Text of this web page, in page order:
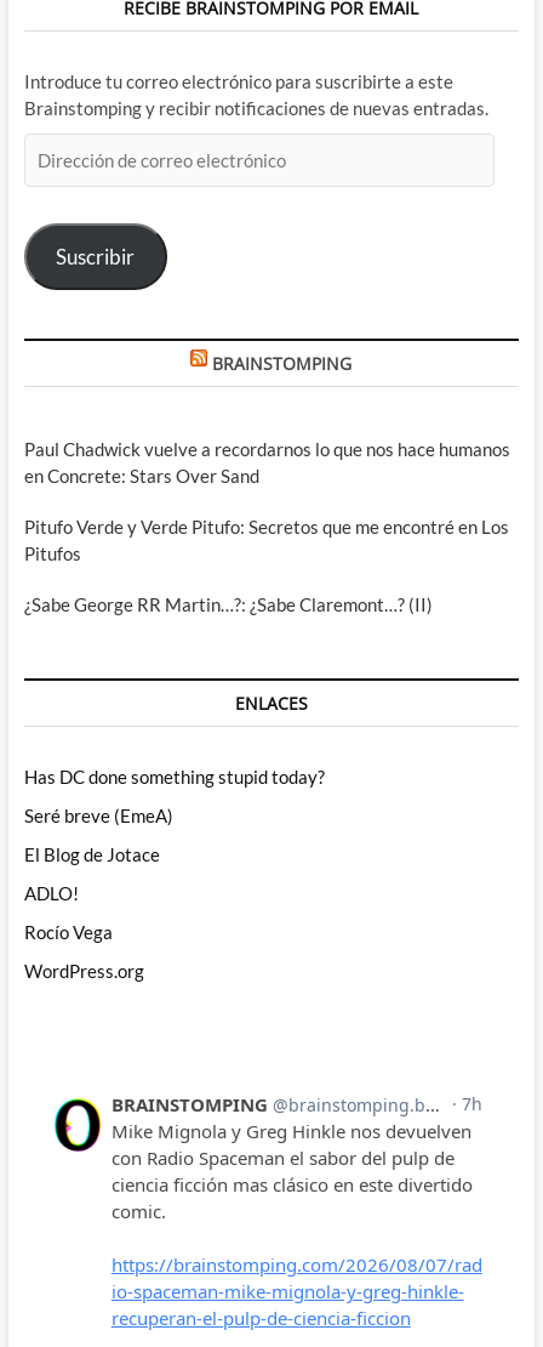
RECIBE BRAINSTOMPING POR EMAIL
Introduce tu correo electrónico para suscribirte a este
Brainstomping y recibir notificaciones de nuevas entradas.
de
electrónico
Suscribir
BRAINSTOMPING
Paul Chadwick vuelve a recordarnos lo que nos hace humanos
en Concrete: Stars Over Sand
Pitufo Verde y Verde Pitufo: Secretos que me encontré en Los
Pitufos
¿Sabe George RR Martin…?: ¿Sabe Claremont…? (II)
ENLACES
Has DC done something stupid today?
Seré breve (EmeA)
El Blog de Jotace
ADLO!
Rocío Vega
WordPress.org